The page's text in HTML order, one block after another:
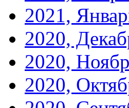
2021,
2020,
2020,
2020,